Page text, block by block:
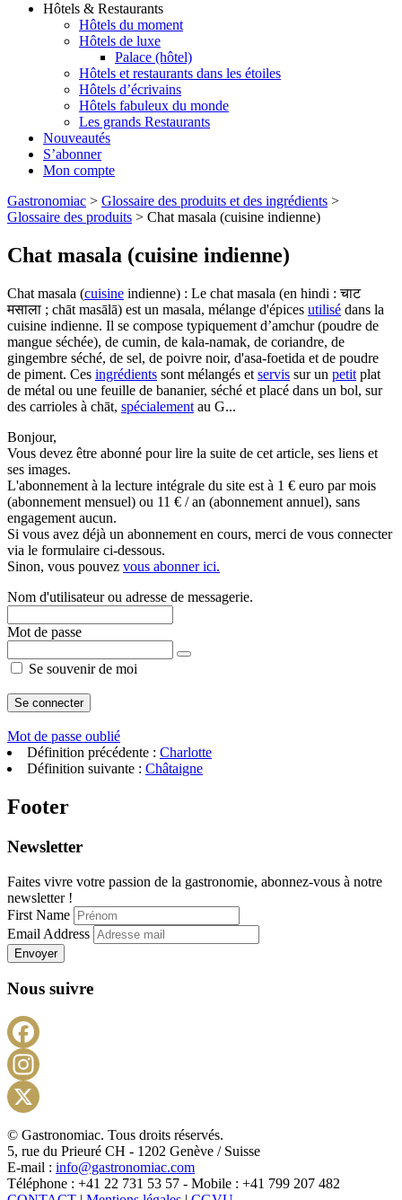
Hôtels & Restaurants
Hôtels du moment
Hôtels de luxe
Palace (hôtel)
Hôtels et restaurants dans les étoiles
Hôtels d’écrivains
Hôtels fabuleux du monde
Les grands Restaurants
Nouveautés
S’abonner
Mon compte
Gastronomiac > Glossaire des produits et des ingrédients >
Glossaire des produits > Chat masala (cuisine indienne)
Chat masala (cuisine indienne)
Chat masala (cuisine indienne) : Le chat masala (en hindi : चाट
मसाला ; chāt masālā) est un masala, mélange d'épices utilisé dans la
cuisine indienne. Il se compose typiquement d’amchur (poudre de
mangue séchée), de cumin, de kala-namak, de coriandre, de
gingembre séché, de sel, de poivre noir, d'asa-foetida et de poudre
de piment. Ces ingrédients sont mélangés et servis sur un petit plat
de métal ou une feuille de bananier, séché et placé dans un bol, sur
des carrioles à chāt, spécialement au G...
Bonjour,
Vous devez être abonné pour lire la suite de cet article, ses liens et
ses images.
L'abonnement à la lecture intégrale du site est à 1 € euro par mois
(abonnement mensuel) ou 11 € / an (abonnement annuel), sans
engagement aucun.
Si vous avez déjà un abonnement en cours, merci de vous connecter
via le formulaire ci-dessous.
Sinon, vous pouvez vous abonner ici.
Nom d'utilisateur ou adresse de messagerie.
Mot de passe
Se souvenir de moi
Mot de passe oublié
Définition précédente : Charlotte
Définition suivante : Châtaigne
Footer
Newsletter
Faites vivre votre passion de la gastronomie, abonnez-vous à notre
newsletter !
First Name
Email Address
Envoyer
Nous suivre
X
© Gastronomiac. Tous droits réservés.
5, rue du Prieuré CH - 1202 Genève / Suisse
E-mail : info@gastronomiac.com
Téléphone : +41 22 731 53 57 - Mobile : +41 799 207 482